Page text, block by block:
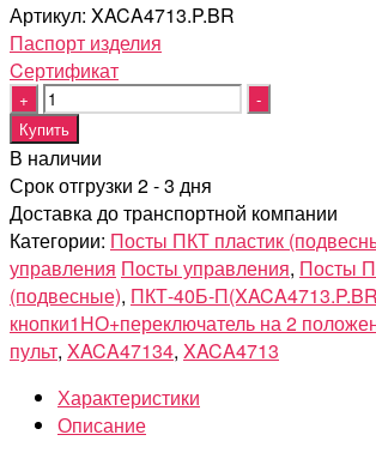
Артикул: XACA4713.P.BR
Паспорт изделия
Cертификат
Quantity
Купить
В наличии
Срок отгрузки 2 - 3 дня
Доставка до транспортной компании
Категории: Посты ПКТ пластик
управления Посты управления, Посты
(подвесные), ПКТ-40Б-
кнопки1НО+переключатель на 2
пульт, XACA47134, XACA4713
Характеристики
Описание